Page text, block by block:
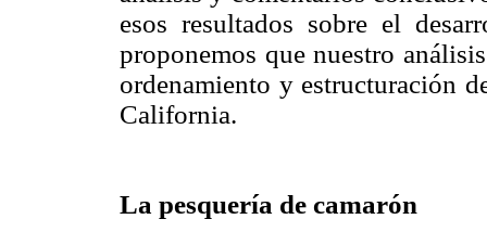
esos resultados sobre el
proponemos que nuestro
ordenamiento y estructuración
California.
La pesquería de camarón